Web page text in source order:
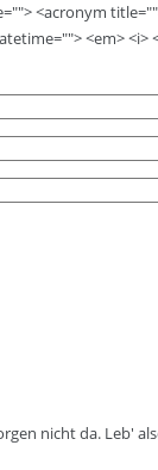
<acronym
<em> <i>
nicht da. Leb'